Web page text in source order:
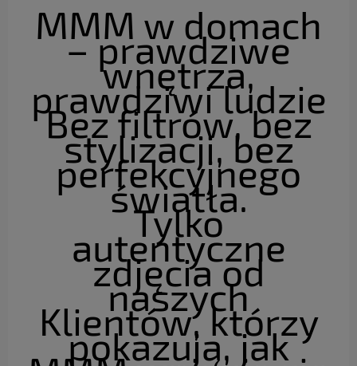
MMM w domach
– prawdziwe
wnętrza,
prawdziwi ludzie
Bez filtrów, bez
stylizacji, bez
perfekcyjnego
światła.
Tylko
autentyczne
zdjęcia od
naszych
Klientów, którzy
pokazują, jak